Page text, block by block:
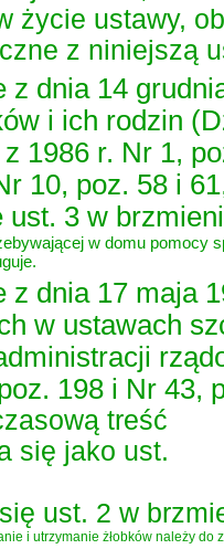
życie ustawy,
z niniejszą
z dnia 14
i ich rodzin
1986 r. Nr 1,
10, poz. 58 i
ust. 3 w
w domu pomocy
z dnia 17 maja
w ustawach
198 i Nr 43,
treść
się jako ust.
ust. 2 w
i utrzymanie żłobków należy do